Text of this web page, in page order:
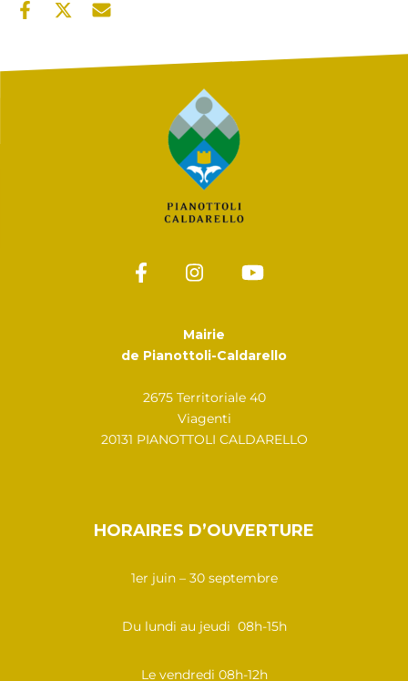
Mairie
de Pianottoli-Caldarello
2675 Territoriale 40
Viagenti
20131 PIANOTTOLI CALDARELLO
HORAIRES D’OUVERTURE
1er juin – 30 septembre
Du lundi au jeudi 08h-15h
Le vendredi 08h-12h